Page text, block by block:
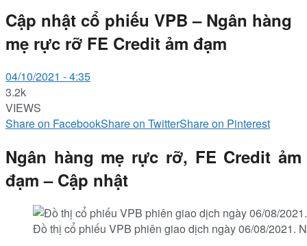
Cập nhật cổ phiếu VPB – Ngân hàng
mẹ rực rỡ FE Credit ảm đạm
04/10/2021 - 4:35
3.2k
VIEWS
Share on FacebookShare on TwitterShare on Pinterest
Ngân hàng mẹ rực rỡ, FE Credit ảm
đạm – Cập nhật
Đồ thị cổ phiếu VPB phiên giao dịch ngày 06/08/2021.